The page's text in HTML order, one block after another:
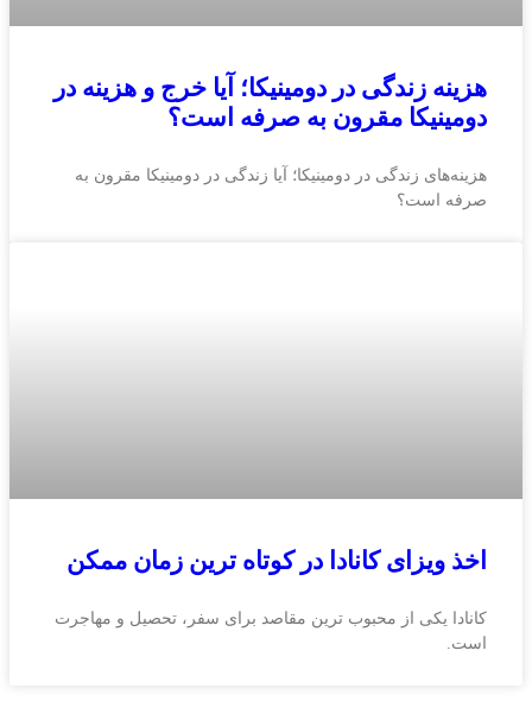
هزینه زندگی در دومینیکا؛ آیا خرج و هزینه در
دومینیکا مقرون به صرفه است؟
هزینه‌های زندگی در دومینیکا؛ آیا زندگی در دومینیکا مقرون به
صرفه است؟
اخذ ویزای کانادا در کوتاه‌ ترین زمان ممکن
کانادا یکی از محبوب‌ ترین مقاصد برای سفر، تحصیل و مهاجرت
است.